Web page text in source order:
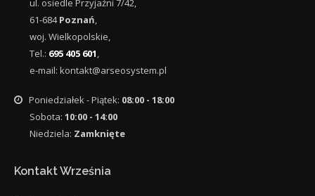
ul. osiedle Przyjaźni 7/42,
61-684 Poznań,
woj. Wielkopolskie,
Tel.: 695 405 601,
e-mail: kontakt@arseosystem.pl
Poniedziałek - Piątek: 08:00 - 18:00
Sobota: 10:00 - 14:00
Niedziela: Zamknięte
Kontakt Września